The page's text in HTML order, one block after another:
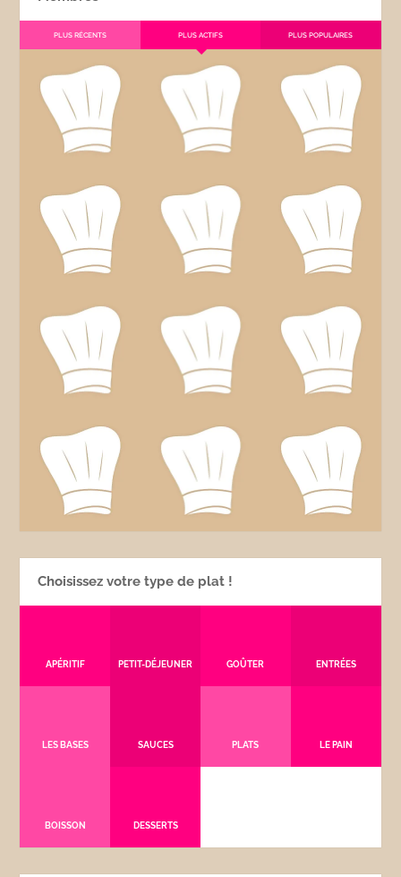
PLUS RÉCENTS PLUS ACTIFS PLUS POPULAIRES
Choisissez votre type de plat !
APÉRITIF PETIT-DÉJEUNER GOÛTER ENTRÉES
LES BASES SAUCES PLATS LE PAIN
BOISSON DESSERTS